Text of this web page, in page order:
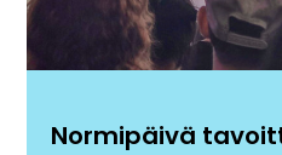
Normipäivä